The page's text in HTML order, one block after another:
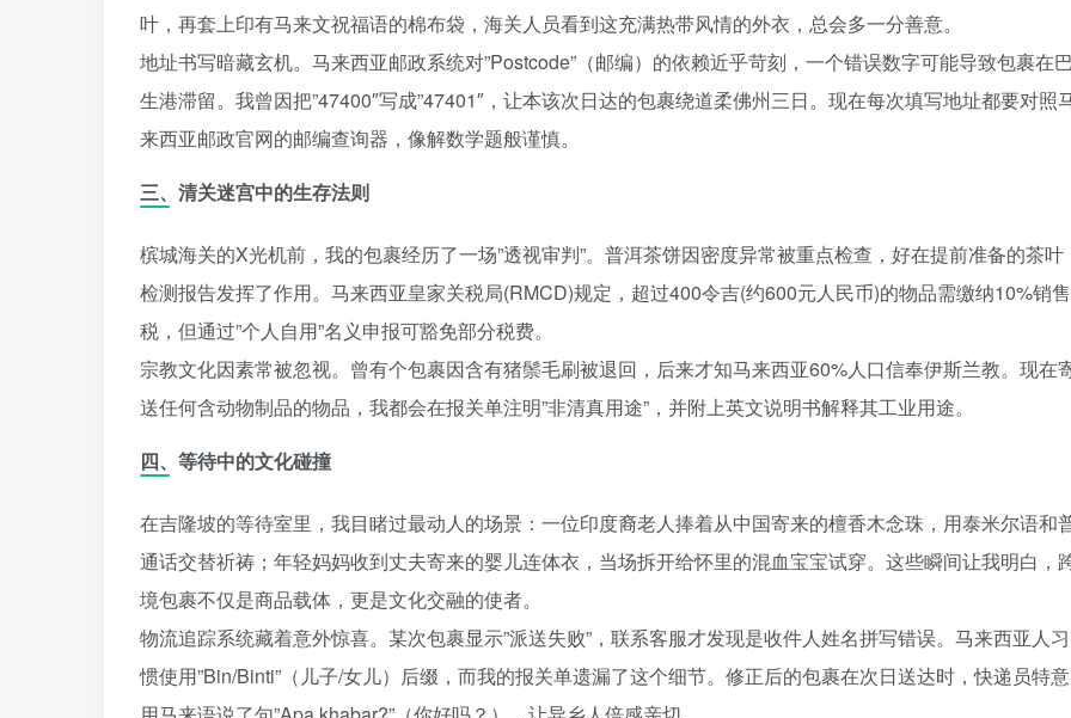
叶，再套上印有马来文祝福语的棉布袋，海关人员看到这充满热带风情的外衣，总会多一分善意。
地址书写暗藏玄机。马来西亚邮政系统对”Postcode”（邮编）的依赖近乎苛刻，一个错误数字可能导致包裹在
生港滞留。我曾因把”47400″写成”47401″，让本该次日达的包裹绕道柔佛州三日。现在每次填写地址都要对照
来西亚邮政官网的邮编查询器，像解数学题般谨慎。
三、清关迷宫中的生存法则
槟城海关的X光机前，我的包裹经历了一场”透视审判”。普洱茶饼因密度异常被重点检查，好在提前准备的茶叶
检测报告发挥了作用。马来西亚皇家关税局(RMCD)规定，超过400令吉(约600元人民币)的物品需缴纳10%销售
税，但通过”个人自用”名义申报可豁免部分税费。
宗教文化因素常被忽视。曾有个包裹因含有猪鬃毛刷被退回，后来才知马来西亚60%人口信奉伊斯兰教。现在
送任何含动物制品的物品，我都会在报关单注明”非清真用途”，并附上英文说明书解释其工业用途。
四、等待中的文化碰撞
在吉隆坡的等待室里，我目睹过最动人的场景：一位印度裔老人捧着从中国寄来的檀香木念珠，用泰米尔语和
通话交替祈祷；年轻妈妈收到丈夫寄来的婴儿连体衣，当场拆开给怀里的混血宝宝试穿。这些瞬间让我明白，
境包裹不仅是商品载体，更是文化交融的使者。
物流追踪系统藏着意外惊喜。某次包裹显示”派送失败”，联系客服才发现是收件人姓名拼写错误。马来西亚人习
惯使用”Bin/Binti”（儿子/女儿）后缀，而我的报关单遗漏了这个细节。修正后的包裹在次日送达时，快递员特意